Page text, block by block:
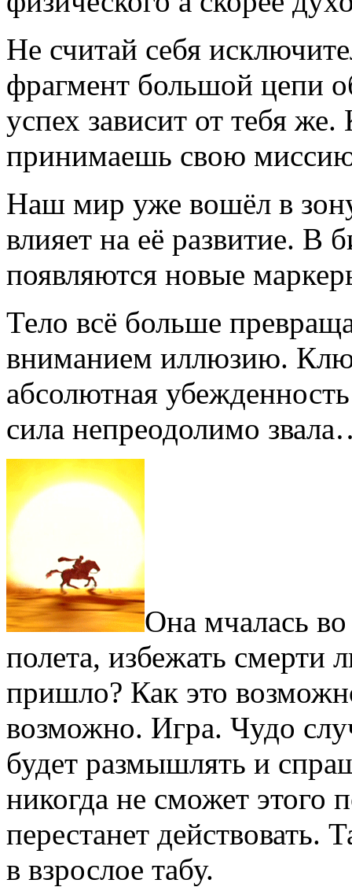
Не считай себя
фрагмент большой цепи
успех зависит от тебя
принимаешь свою
Наш мир уже вошёл в
влияет на её развитие. В
появляются новые
Тело всё больше
вниманием иллюзию.
абсолютная
сила непреодолимо
Она мчалась
полета, избежать смерти
пришло? Как это
возможно. Игра. Чудо
будет размышлять и
никогда не сможет этого
перестанет действовать.
в взрослое табу.